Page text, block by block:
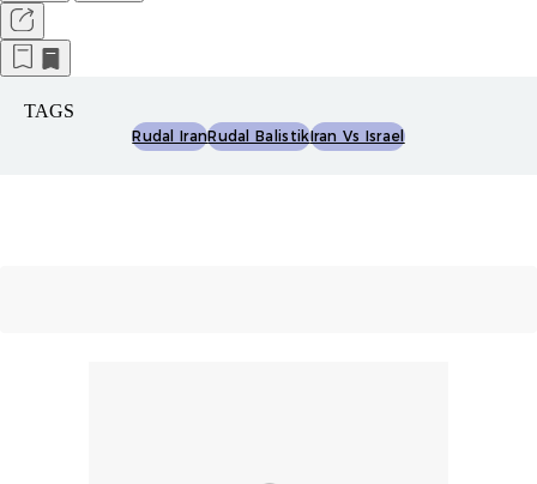
TAGS
Rudal IranRudal BalistikIran Vs Israel